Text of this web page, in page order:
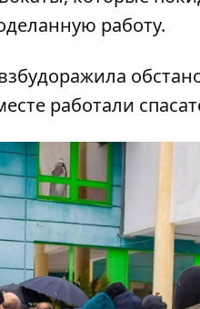
работу.
работали